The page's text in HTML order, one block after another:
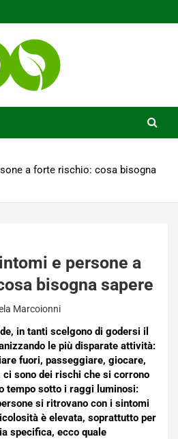
a forte rischio: cosa bisogna
e persone a
bisogna sapere
Marcoionni
in tanti scelgono di godersi il
le più disparate attività:
fuori, passeggiare, giocare,
sono dei rischi che si corrono
tempo sotto i raggi luminosi:
si ritrovano con i sintomi
è elevata, soprattutto per
specifica, ecco quale